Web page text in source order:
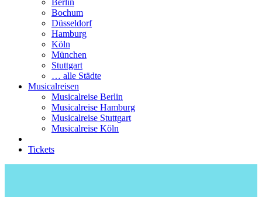
Berlin
Bochum
Düsseldorf
Hamburg
Köln
München
Stuttgart
… alle Städte
Musicalreisen
Musicalreise Berlin
Musicalreise Hamburg
Musicalreise Stuttgart
Musicalreise Köln
Tickets